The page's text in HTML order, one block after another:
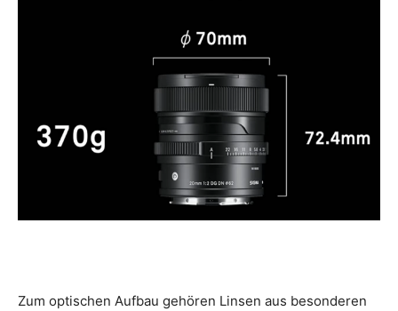
Zum optischen Aufbau gehören Linsen aus besonderen